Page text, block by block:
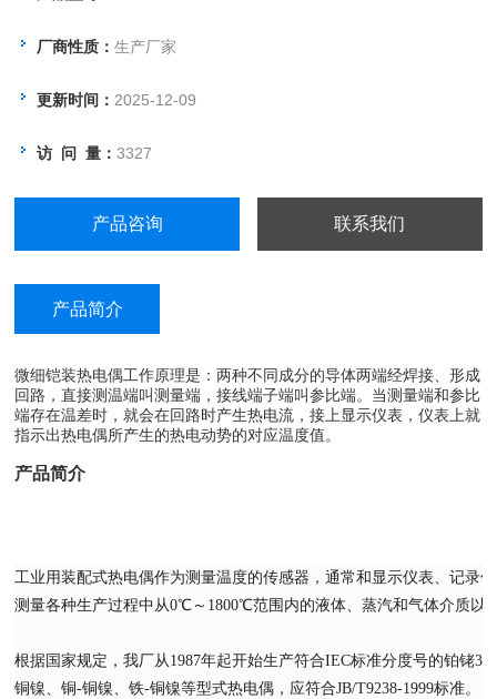
厂商性质：生产厂家
更新时间： 2025-12-09
访 问 量：3327
产品咨询 联系我们
产品简介
微细铠装热电偶工作原理是：两种不同成分的导体两端经焊接、形成
回路，直接测温端叫测量端，接线端子端叫参比端。当测量端和参比
端存在温差时，就会在回路时产生热电流，接上显示仪表，仪表上就
指示出热电偶所产生的热电动势的对应温度值。
产品简介
工业用装配式热电偶作为测量温度的传感器，通常和显示仪表、记录
测量各种生产过程中从0℃～1800℃范围内的液体、蒸汽和气体介质以
根据国家规定，我厂从1987年起开始生产符合IEC标准分度号的铂铑
铜镍、铜-铜镍、铁-铜镍等型式热电偶，应符合JB/T9238-1999标准。